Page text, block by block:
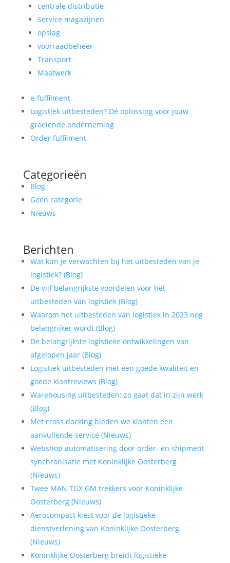
centrale distributie
Service magazijnen
opslag
voorraadbeheer
Transport
Maatwerk
e-fulfilment
Logistiek uitbesteden? Dé oplossing voor jouw
groeiende onderneming
Order fulfilment
Categorieën
Blog
Geen categorie
Nieuws
Berichten
Wat kun je verwachten bij het uitbesteden van je
logistiek? (Blog)
De vijf belangrijkste voordelen voor het
uitbesteden van logistiek (Blog)
Waarom het uitbesteden van logistiek in 2023 nog
belangrijker wordt (Blog)
De belangrijkste logistieke ontwikkelingen van
afgelopen jaar (Blog)
Logistiek uitbesteden met een goede kwaliteit en
goede klantreviews (Blog)
Warehousing uitbesteden: zo gaat dat in zijn werk
(Blog)
Met cross docking bieden we klanten een
aanvullende service (Nieuws)
Webshop automatisering door order- en shipment
synchronisatie met Koninklijke Oosterberg
(Nieuws)
Twee MAN TGX GM trekkers voor Koninklijke
Oosterberg (Nieuws)
Aerocompact kiest voor de logistieke
dienstverlening van Koninklijke Oosterberg
(Nieuws)
Koninklijke Oosterberg breidt logistieke